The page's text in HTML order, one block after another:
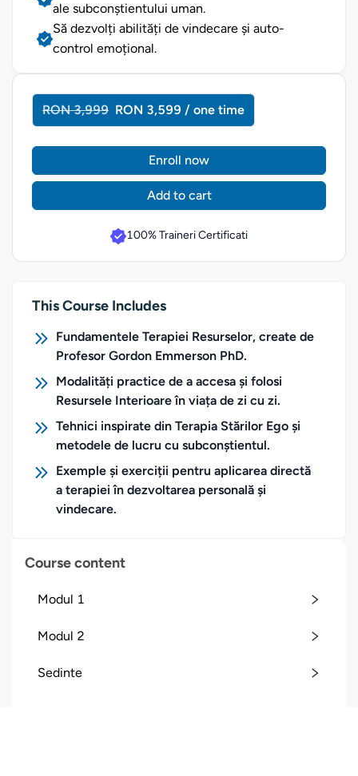
Course content
Modul 1
Modul 2
Sedinte
ale subconștientului uman.
Să dezvolți abilități de vindecare și auto-
control emoțional.
RON 3,999 RON 3,599 / one time
Enroll now
Add to cart
100% Traineri Certificati
This Course Includes
Fundamentele Terapiei Resurselor, create de
Profesor Gordon Emmerson PhD.
Modalități practice de a accesa și folosi
Resursele Interioare în viața de zi cu zi.
Tehnici inspirate din Terapia Stărilor Ego și
metodele de lucru cu subconștientul.
Exemple și exerciții pentru aplicarea directă
a terapiei în dezvoltarea personală și
vindecare.